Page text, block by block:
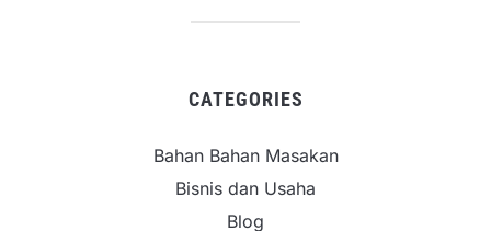
CATEGORIES
Bahan Bahan Masakan
Bisnis dan Usaha
Blog